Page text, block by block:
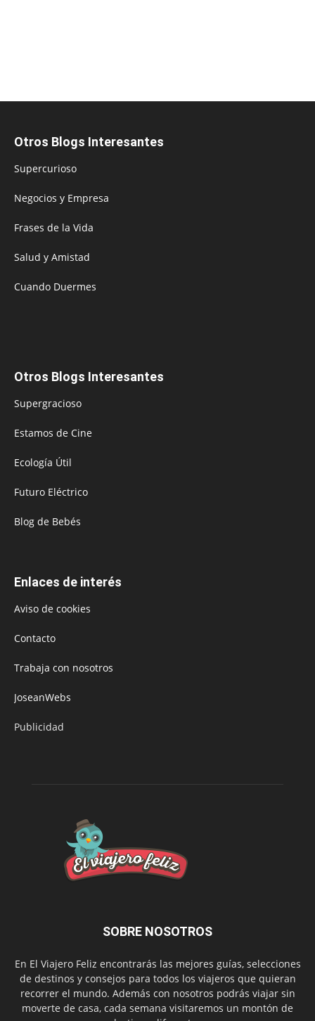
Otros Blogs Interesantes
Supercurioso
Negocios y Empresa
Frases de la Vida
Salud y Amistad
Cuando Duermes
Otros Blogs Interesantes
Supergracioso
Estamos de Cine
Ecología Útil
Futuro Eléctrico
Blog de Bebés
Enlaces de interés
Aviso de cookies
Contacto
Trabaja con nosotros
JoseanWebs
Publicidad
SOBRE NOSOTROS
En El Viajero Feliz encontrarás las mejores guías, selecciones
de destinos y consejos para todos los viajeros que quieran
recorrer el mundo. Además con nosotros podrás viajar sin
moverte de casa, cada semana visitaremos un montón de